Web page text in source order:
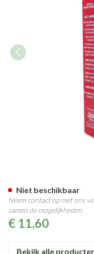
€ 11,60
Niet beschikbaar
Neem contact op met ons
samen de mogelijkheden.
Bekijk alle